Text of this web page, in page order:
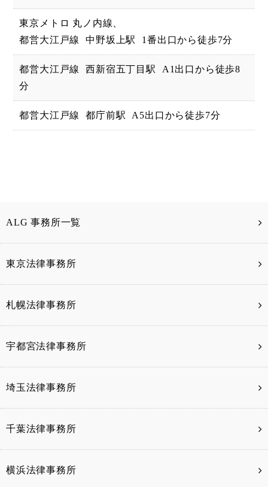
ALG 事務所一覧
東京法律事務所
札幌法律事務所
宇都宮法律事務所
埼玉法律事務所
千葉法律事務所
横浜法律事務所
東京メトロ 丸ノ内線、
都営大江戸線
中野坂上駅 1番出口から徒歩7分
都営大江戸線 西新宿五丁目駅
A1出口から徒歩8
分
都営大江戸線 都庁前駅 A5出口から徒歩7分